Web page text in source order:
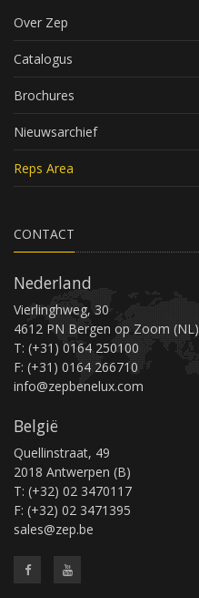
Over Zep
Catalogus
Brochures
Nieuwsarchief
Reps Area
CONTACT
Nederland
Vierlinghweg, 30
4612 PN Bergen op Zoom (NL)
T: (+31) 0164 250100
F: (+31) 0164 266710
info@zepbenelux.com
België
Quellinstraat, 49
2018 Antwerpen (B)
T: (+32) 02 3470117
F: (+32) 02 3471395
sales@zep.be